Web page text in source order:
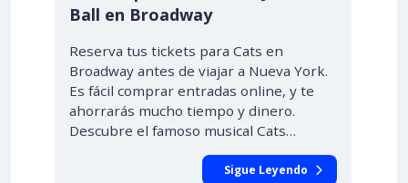
Ball en Broadway
Reserva tus tickets para Cats en
Broadway antes de viajar a Nueva York.
Es fácil comprar entradas online, y te
ahorrarás mucho tiempo y dinero.
Descubre el famoso musical Cats…
Sigue Leyendo